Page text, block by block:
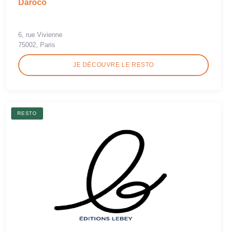
Daroco
6, rue Vivienne
75002, Paris
JE DÉCOUVRE LE RESTO
RESTO